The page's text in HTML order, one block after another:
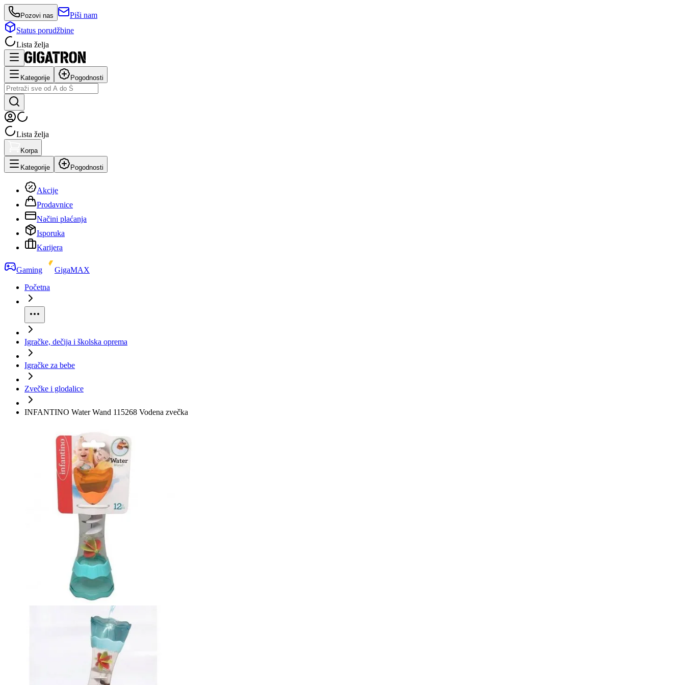
Pozovi nas
Piši nam
Status porudžbine
Lista želja
Kategorije Pogodnosti
Lista želja
Korpa
Kategorije Pogodnosti
Akcije
Prodavnice
Načini plaćanja
Isporuka
Karijera
Gaming
GigaMAX
Početna
Igračke, dečija i školska oprema
Igračke za bebe
Zvečke i glodalice
INFANTINO Water Wand 115268 Vodena zvečka